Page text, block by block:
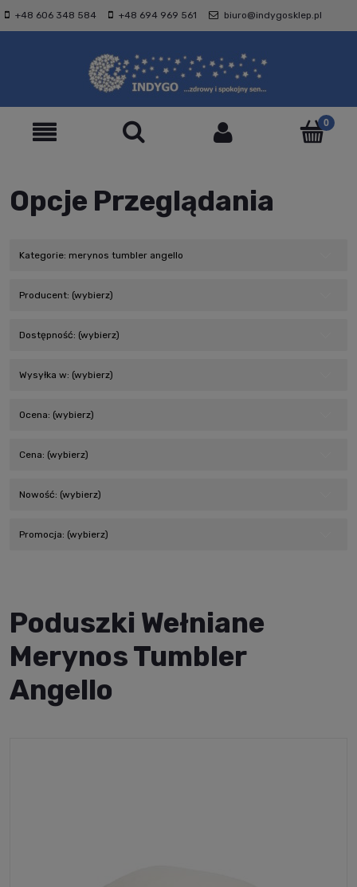
+48 606 348 584 +48 694 969 561 biuro@indygosklep.pl
Opcje Przeglądania
Kategorie: merynos tumbler angello
Producent: (wybierz)
Dostępność: (wybierz)
Wysyłka w: (wybierz)
Ocena: (wybierz)
Cena: (wybierz)
Nowość: (wybierz)
Promocja: (wybierz)
Poduszki Wełniane
Merynos Tumbler
Angello